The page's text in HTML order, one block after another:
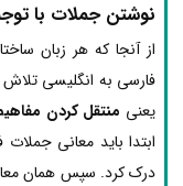
نوشتن جملات با
از آنجا که هر زبان
فارسی به انگلیسی
یعنی منتقل کردن
ابتدا باید معانی
درک کرد. سپس همان